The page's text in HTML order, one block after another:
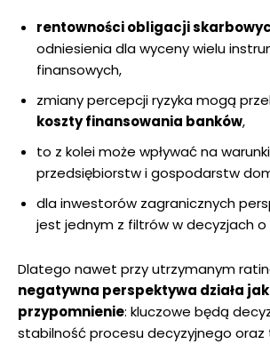
rentowności obligacji
odniesienia dla wyceny wielu
finansowych,
zmiany percepcji ryzyka mogą
koszty finansowania banków,
to z kolei może wpływać na
przedsiębiorstw i gospodarstw
dla inwestorów zagranicznych
jest jednym z filtrów w decyzjach o
Dlatego nawet przy utrzymanym
negatywna perspektywa działa jak
przypomnienie: kluczowe będą
stabilność procesu decyzyjnego